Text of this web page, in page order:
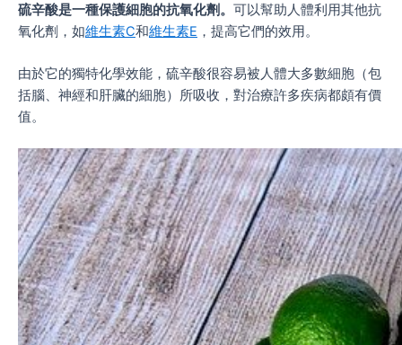
硫辛酸是一種保護細胞的抗氧化劑。 可以幫助人體利用其他抗
氧化劑，如維生素C和維生素E ，提高它們的效用。
由於它的獨特化學效能，硫辛酸很容易被人體大多數細胞（包
括腦、神經和肝臟的細胞）所吸收，對治療許多疾病都頗有價
值。